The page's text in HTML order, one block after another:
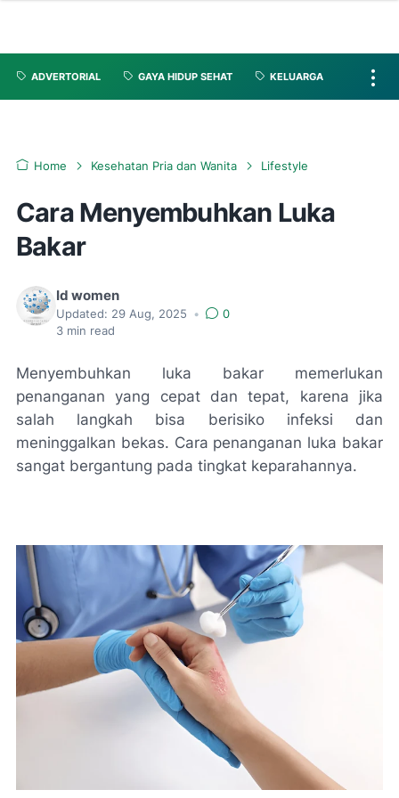
ADVERTORIAL GAYA HIDUP SEHAT KELUARGA
Home Kesehatan Pria dan Wanita Lifestyle
Cara Menyembuhkan Luka
Bakar
Id women
Updated: 29 Aug, 2025 •
0
3 min read
Menyembuhkan luka bakar memerlukan
penanganan yang cepat dan tepat, karena jika
salah langkah bisa berisiko infeksi dan
meninggalkan bekas. Cara penanganan luka bakar
sangat bergantung pada tingkat keparahannya.